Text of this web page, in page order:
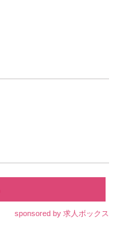
sponsored by 求人ボックス